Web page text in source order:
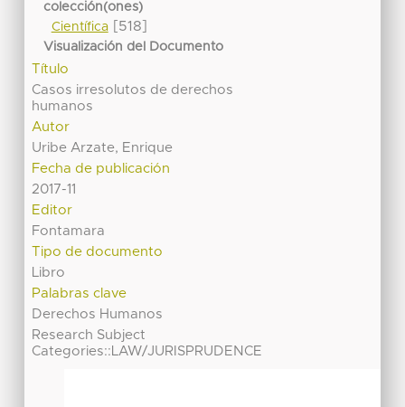
colección(ones)
Científica[518]
Visualización del Documento
Título
Casos irresolutos de derechos
humanos
Autor
Uribe Arzate, Enrique
Fecha de publicación
2017-11
Editor
Fontamara
Tipo de documento
Libro
Palabras clave
Derechos Humanos
Research Subject
Categories::LAW/JURISPRUDENCE